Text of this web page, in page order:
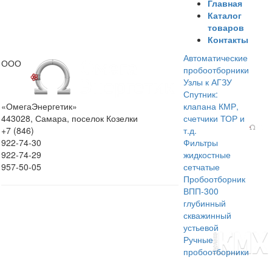
ООО
«ОмегаЭнергетик»
443028, Самара, поселок Козелки
+7 (846)
922-74-30
922-74-29
957-50-05
Главная
Каталог
товаров
Контакты
Автоматические
пробоотборники
Узлы к АГЗУ
Спутник:
клапана КМР,
счетчики ТОР и
т.д.
Фильтры
жидкостные
сетчатые
Пробоотборник
ВПП-300
глубинный
скважинный
устьевой
Ручные
пробоотборники